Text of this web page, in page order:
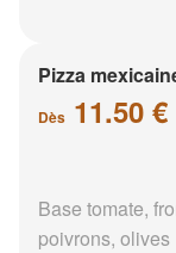
Pizza
Dès 11.50 €
Base tomate,
poivrons, olives